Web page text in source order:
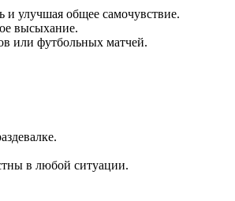
и улучшая общее самочувствие.
высыхание.
или футбольных матчей.
в любой ситуации.